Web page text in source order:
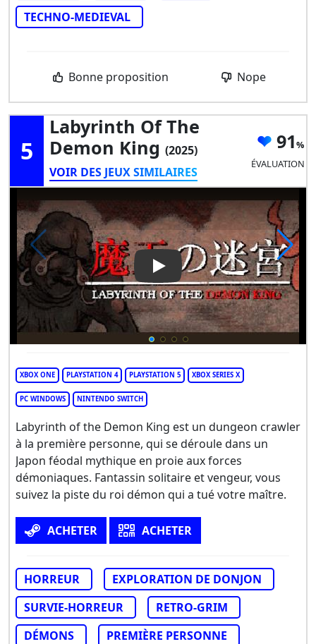
TECHNO-MEDIEVAL
Bonne proposition Nope
5
Labyrinth Of The
Demon King (2025)
VOIR DES JEUX SIMILAIRES
91
ÉVALUATION
Play Video: Labyrinth Of The
XBOX ONE PLAYSTATION 4 PLAYSTATION 5 XBOX SERIES X
PC WINDOWS NINTENDO SWITCH
Labyrinth of the Demon King est un dungeon crawler
à la première personne, qui se déroule dans un
Japon féodal mythique en proie aux forces
démoniaques. Fantassin solitaire et vengeur, vous
suivez la piste du roi démon qui a tué votre maître.
ACHETER ACHETER
HORREUR
EXPLORATION DE DONJON
SURVIE-HORREUR
RETRO-GRIM
DÉMONS
PREMIÈRE PERSONNE